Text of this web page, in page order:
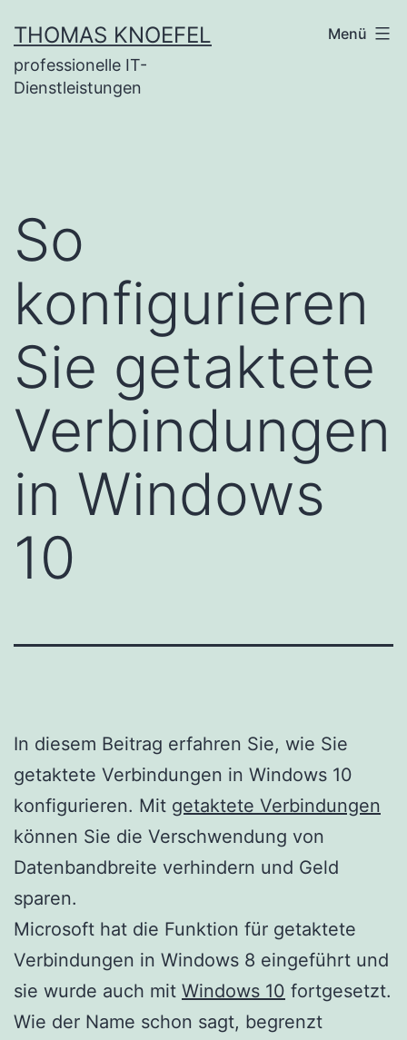
Inhalt
springen
THOMAS KNOEFEL
professionelle IT-
Dienstleistungen
Menü
So
konfigurieren
Sie getaktete
Verbindungen
in Windows
10
In diesem Beitrag erfahren Sie, wie Sie
getaktete Verbindungen in Windows 10
konfigurieren. Mit getaktete Verbindungen
können Sie die Verschwendung von
Datenbandbreite verhindern und Geld
sparen.
Microsoft hat die Funktion für getaktete
Verbindungen in Windows 8 eingeführt und
sie wurde auch mit Windows 10 fortgesetzt.
Wie der Name schon sagt, begrenzt